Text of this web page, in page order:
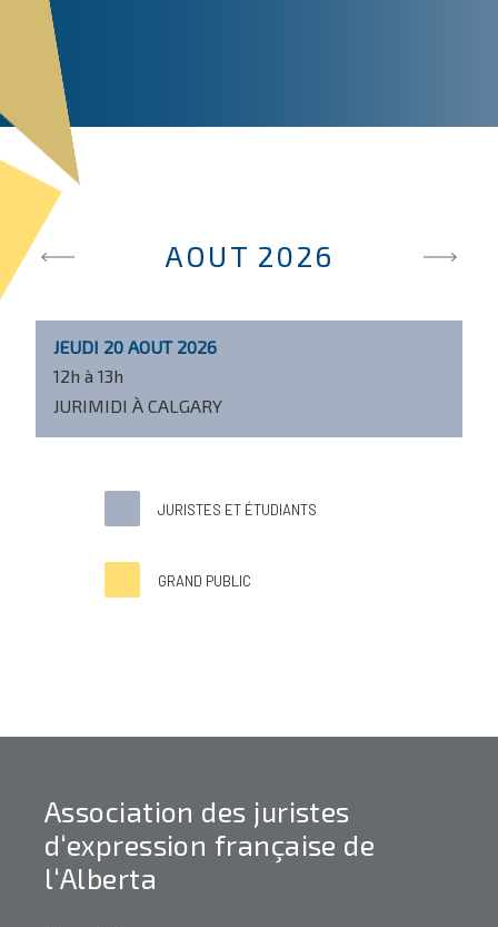
AOUT 2026
JEUDI 20 AOUT 2026
12h à 13h
JURIMIDI À CALGARY
JURISTES ET ÉTUDIANTS
GRAND PUBLIC
Association des juristes
d‘expression française de
l‘Alberta